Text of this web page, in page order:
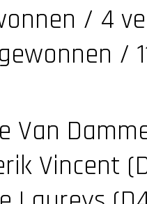
/ 4
/
Van
Vincent